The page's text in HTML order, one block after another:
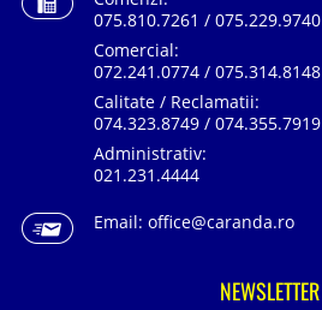
075.810.7261 / 075.229.9740
Comercial:
072.241.0774 / 075.314.8148
Calitate / Reclamatii:
074.323.8749 / 074.355.7919
Administrativ:
021.231.4444
Email: office@caranda.ro
NEWSLETTER